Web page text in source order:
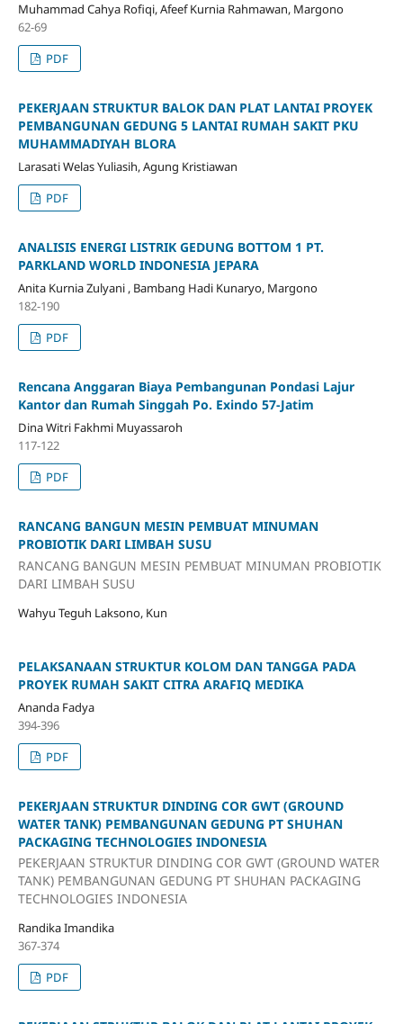
Muhammad Cahya Rofiqi, Afeef Kurnia Rahmawan, Margono
62-69
PDF
PEKERJAAN STRUKTUR BALOK DAN PLAT LANTAI PROYEK
PEMBANGUNAN GEDUNG 5 LANTAI RUMAH SAKIT PKU
MUHAMMADIYAH BLORA
Larasati Welas Yuliasih, Agung Kristiawan
PDF
ANALISIS ENERGI LISTRIK GEDUNG BOTTOM 1 PT.
PARKLAND WORLD INDONESIA JEPARA
Anita Kurnia Zulyani , Bambang Hadi Kunaryo, Margono
182-190
PDF
Rencana Anggaran Biaya Pembangunan Pondasi Lajur
Kantor dan Rumah Singgah Po. Exindo 57-Jatim
Dina Witri Fakhmi Muyassaroh
117-122
PDF
RANCANG BANGUN MESIN PEMBUAT MINUMAN
PROBIOTIK DARI LIMBAH SUSU
RANCANG BANGUN MESIN PEMBUAT MINUMAN PROBIOTIK
DARI LIMBAH SUSU
Wahyu Teguh Laksono, Kun
PELAKSANAAN STRUKTUR KOLOM DAN TANGGA PADA
PROYEK RUMAH SAKIT CITRA ARAFIQ MEDIKA
Ananda Fadya
394-396
PDF
PEKERJAAN STRUKTUR DINDING COR GWT (GROUND
WATER TANK) PEMBANGUNAN GEDUNG PT SHUHAN
PACKAGING TECHNOLOGIES INDONESIA
PEKERJAAN STRUKTUR DINDING COR GWT (GROUND WATER
TANK) PEMBANGUNAN GEDUNG PT SHUHAN PACKAGING
TECHNOLOGIES INDONESIA
Randika Imandika
367-374
PDF